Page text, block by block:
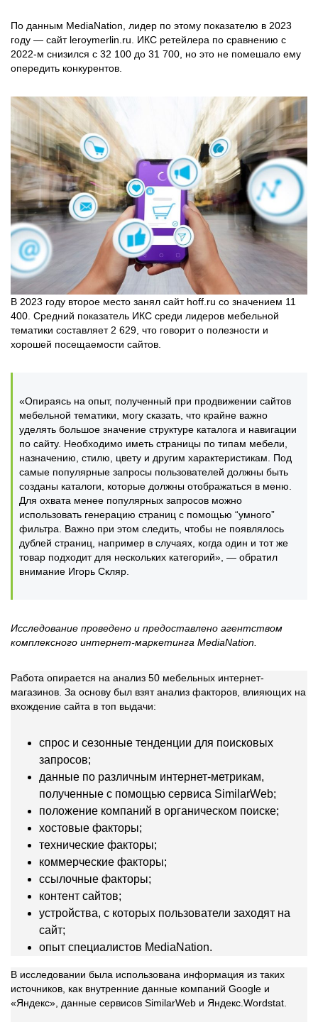
По данным MediaNation, лидер по этому показателю в 2023
году — сайт leroymerlin.ru. ИКС ретейлера по сравнению с
2022-м снизился с 32 100 до 31 700, но это не помешало ему
опередить конкурентов.
В 2023 году второе место занял сайт hoff.ru со значением 11
400. Средний показатель ИКС среди лидеров мебельной
тематики составляет 2 629, что говорит о полезности и
хорошей посещаемости сайтов.
«Опираясь на опыт, полученный при продвижении сайтов
мебельной тематики, могу сказать, что крайне важно
уделять большое значение структуре каталога и навигации
по сайту. Необходимо иметь страницы по типам мебели,
назначению, стилю, цвету и другим характеристикам. Под
самые популярные запросы пользователей должны быть
созданы каталоги, которые должны отображаться в меню.
Для охвата менее популярных запросов можно
использовать генерацию страниц с помощью “умного”
фильтра. Важно при этом следить, чтобы не появлялось
дублей страниц, например в случаях, когда один и тот же
товар подходит для нескольких категорий», — обратил
внимание Игорь Скляр.
Исследование проведено и предоставлено агентством
комплексного интернет-маркетинга MediaNation.
Работа опирается на анализ 50 мебельных интернет-
магазинов. За основу был взят анализ факторов, влияющих на
вхождение сайта в топ выдачи:
спрос и сезонные тенденции для поисковых
запросов;
данные по различным интернет-метрикам,
полученные с помощью сервиса SimilarWeb;
положение компаний в органическом поиске;
хостовые факторы;
технические факторы;
коммерческие факторы;
ссылочные факторы;
контент сайтов;
устройства, с которых пользователи заходят на
сайт;
опыт специалистов MediaNation.
В исследовании была использована информация из таких
источников, как внутренние данные компаний Google и
«Яндекс», данные сервисов SimilarWeb и Яндекс.Wordstat.